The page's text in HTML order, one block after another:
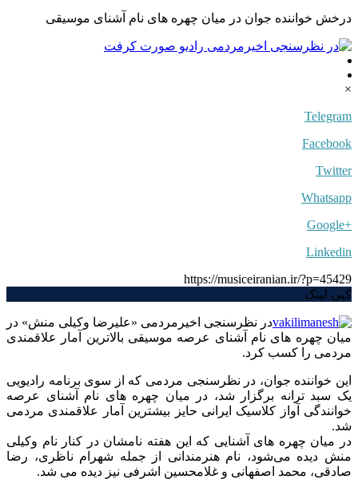
درخش خواننده جوان در میان چهره های نام آشنای موسیقی
×
Telegram
Facebook
Twitter
Whatsapp
+Google
Linkedin
https://musiceiranian.ir/?p=45429
کپی لینک
در نظرسنجی اخیرمردمی «علیرضا وکیلی منش» در
میان چهره های نام آشنای عرصه موسیقی بالاترین آمار علاقمندی
مردمی را کسب کرد.
این خواننده جوان، در نظرسنجی مردمی که از سوی برنامه رادیویی
یک سبد ترانه برگزار شد، در میان چهره های نام آشنای عرصه
خوانندگی آواز کلاسیک ایرانی حایز بیشترین آمار علاقمندی مردمی
شد.
در میان چهره های آشنایی که این هفته نامشان در کنار نام وکیلی
منش دیده می‌شود، نام هنرمندانی از جمله شهرام ناظری، رضا
صادقی، محمد اصفهانی و غلامحسین اشرفی نیز دیده می شد.